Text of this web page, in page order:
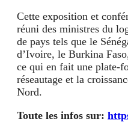
Cette exposition et
réuni des ministres du
de pays tels que le
d’Ivoire, le Burkina
ce qui en fait une plate-
réseautage et la
Nord.
Toute les infos sur: